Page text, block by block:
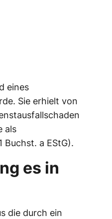
eines
Sie erhielt von
als
a EStG).
es in
die durch ein